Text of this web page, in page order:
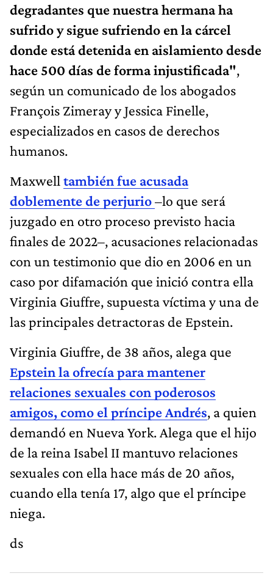
degradantes que nuestra hermana ha
sufrido y sigue sufriendo en la cárcel
donde está detenida en aislamiento desde
hace 500 días de forma injustificada",
según un comunicado de los abogados
François Zimeray y Jessica Finelle,
especializados en casos de derechos
humanos.
Maxwell tambiénfue acusada
doblemente de perjurio–lo que será
juzgado en otro proceso previsto hacia
finales de 2022–, acusaciones relacionadas
con un testimonio que dio en 2006 en un
caso por difamación que inició contra ella
Virginia Giuffre, supuesta víctima y una de
las principales detractoras de Epstein.
Virginia Giuffre, de 38 años, alega que
Epstein la ofrecía para mantener
relaciones sexuales con poderosos
amigos, como el príncipe Andrés, a quien
demandó en Nueva York. Alega que el hijo
de la reina Isabel II mantuvo relaciones
sexuales con ella hace más de 20 años,
cuando ella tenía 17, algo que el príncipe
niega.
ds